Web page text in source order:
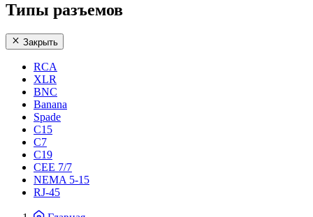
Типы разъемов
Закрыть
RCA
XLR
BNC
Banana
Spade
C15
С7
C19
CEE 7/7
NEMA 5-15
RJ-45